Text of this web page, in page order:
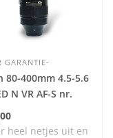
GARANTIE-
80-400mm 4.5-5.6
N VR AF-S nr.
heel netjes uit en